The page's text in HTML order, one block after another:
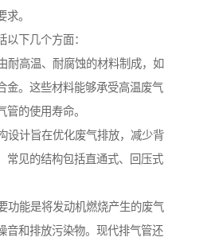
。
下几个方面：
耐高温、耐腐蚀的材料制成，如
金。这些材料能够承受高温废气
的使用寿命。
设计旨在优化废气排放，减少背
常见的结构包括直通式、回压式
功能是将发动机燃烧产生的废气
音和排放污染物。现代排气管还